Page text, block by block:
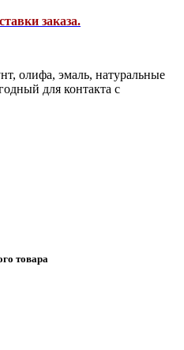
заказа.
олифа, эмаль, натуральные
для контакта с
товара